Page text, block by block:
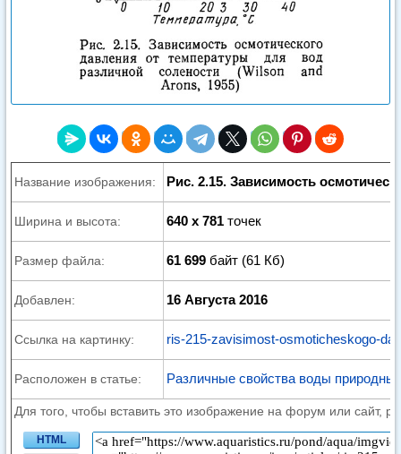
Название изображения: Рис. 2.15. Зависимость
Ширина и высота: 640 x 781 точек
Размер файла: 61 699 байт (61 Кб)
Добавлен: 16 Августа 2016
Ссылка на картинку: ris-215-zavisimost-osmoticheskogo-
Расположен в статье: Различные свойства воды
Для того, чтобы вставить это изображение на форум или сайт,
HTML